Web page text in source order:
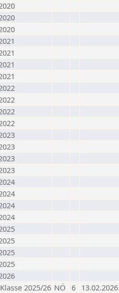
2025/26 NÖ 6 13.02.2026